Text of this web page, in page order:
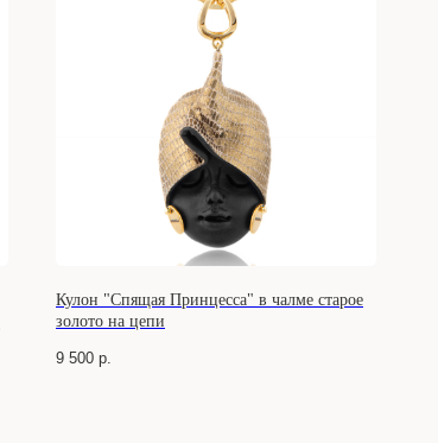
Кулон "Спящая Принцесса" в чалме старое
золото на цепи
9 500 р.